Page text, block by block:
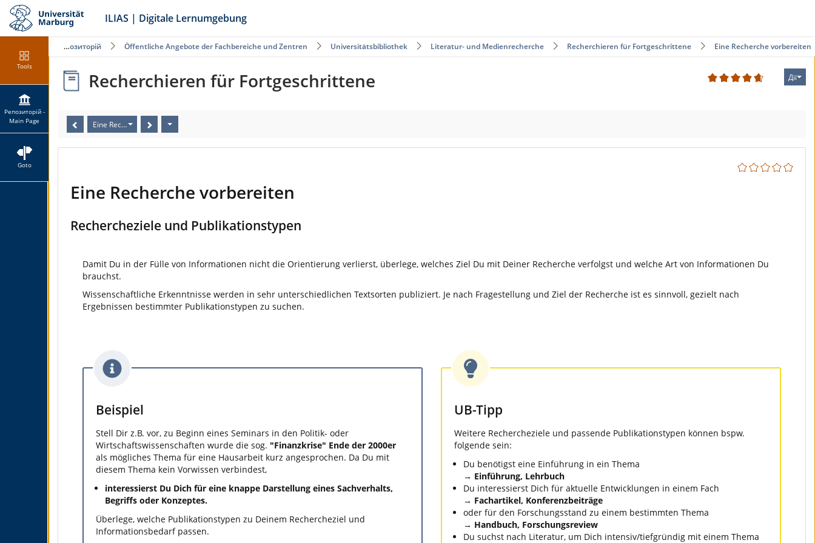
ILIAS | Digitale Lernumgebung
Tools
Репозиторій -
Main Page
Goto
Репозиторій Öffentliche Angebote der Fachbereiche und Zentren Universitätsbibliothek Literatur- und Medienrecherche Recherchieren für Fortgeschrittene Eine Recherche vorbereiten
3 Дії
Recherchieren für Fortgeschrittene
Eine Recherche vorbereiten
Eine Recherche vorbereiten
Rechercheziele und Publikationstypen
Damit Du in der Fülle von Informationen nicht die Orientierung verlierst, überlege, welches Ziel Du mit Deiner Recherche verfolgst und welche Art von Informationen Du
brauchst.
Wissenschaftliche Erkenntnisse werden in sehr unterschiedlichen Textsorten publiziert. Je nach Fragestellung und Ziel der Recherche ist es sinnvoll, gezielt nach
Ergebnissen bestimmter Publikationstypen zu suchen.
Beispiel
Stell Dir z.B. vor, zu Beginn eines Seminars in den Politik- oder
Wirtschaftswissenschaften wurde die sog. "Finanzkrise" Ende der 2000er
als mögliches Thema für eine Hausarbeit kurz angesprochen. Da Du mit
diesem Thema kein Vorwissen verbindest,
interessierst Du Dich für eine knappe Darstellung eines Sachverhalts,
Begriffs oder Konzeptes.
Überlege, welche Publikationstypen zu Deinem Rechercheziel und
Informationsbedarf passen.
UB-Tipp
Weitere Rechercheziele und passende Publikationstypen können bspw.
folgende sein:
Du benötigst eine Einführung in ein Thema
→ Einführung, Lehrbuch
Du interessierst Dich für aktuelle Entwicklungen in einem Fach
→ Fachartikel, Konferenzbeiträge
oder für den Forschungsstand zu einem bestimmten Thema
→ Handbuch, Forschungsreview
Du suchst nach Literatur, um Dich intensiv/tiefgründig mit einem Thema